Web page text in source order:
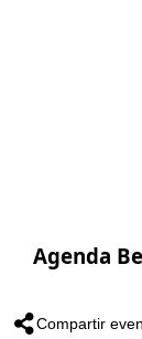
Agenda
Compartir